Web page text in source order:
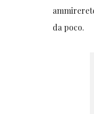
da poco.